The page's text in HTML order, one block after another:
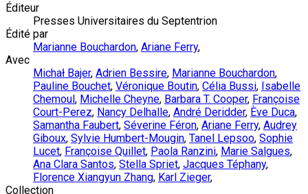
Éditeur
Presses Universitaires du Septentrion
Édité par
Marianne Bouchardon, Ariane Ferry,
Avec
Michał Bajer, Adrien Bessire, Marianne Bouchardon,
Pauline Bouchet, Véronique Boutin, Célia Bussi, Isabelle
Chemoul, Michelle Cheyne, Barbara T. Cooper, Françoise
Court-Perez, Nancy Delhalle, André Deridder, Ève Duca,
Samantha Faubert, Séverine Féron, Ariane Ferry, Audrey
Giboux, Sylvie Humbert-Mougin, Tanel Lepsoo, Sophie
Lucet, Françoise Quillet, Paola Ranzini, Marie Salgues,
Ana Clara Santos, Stella Spriet, Jacques Téphany,
Florence Xiangyun Zhang, Karl Zieger,
Collection